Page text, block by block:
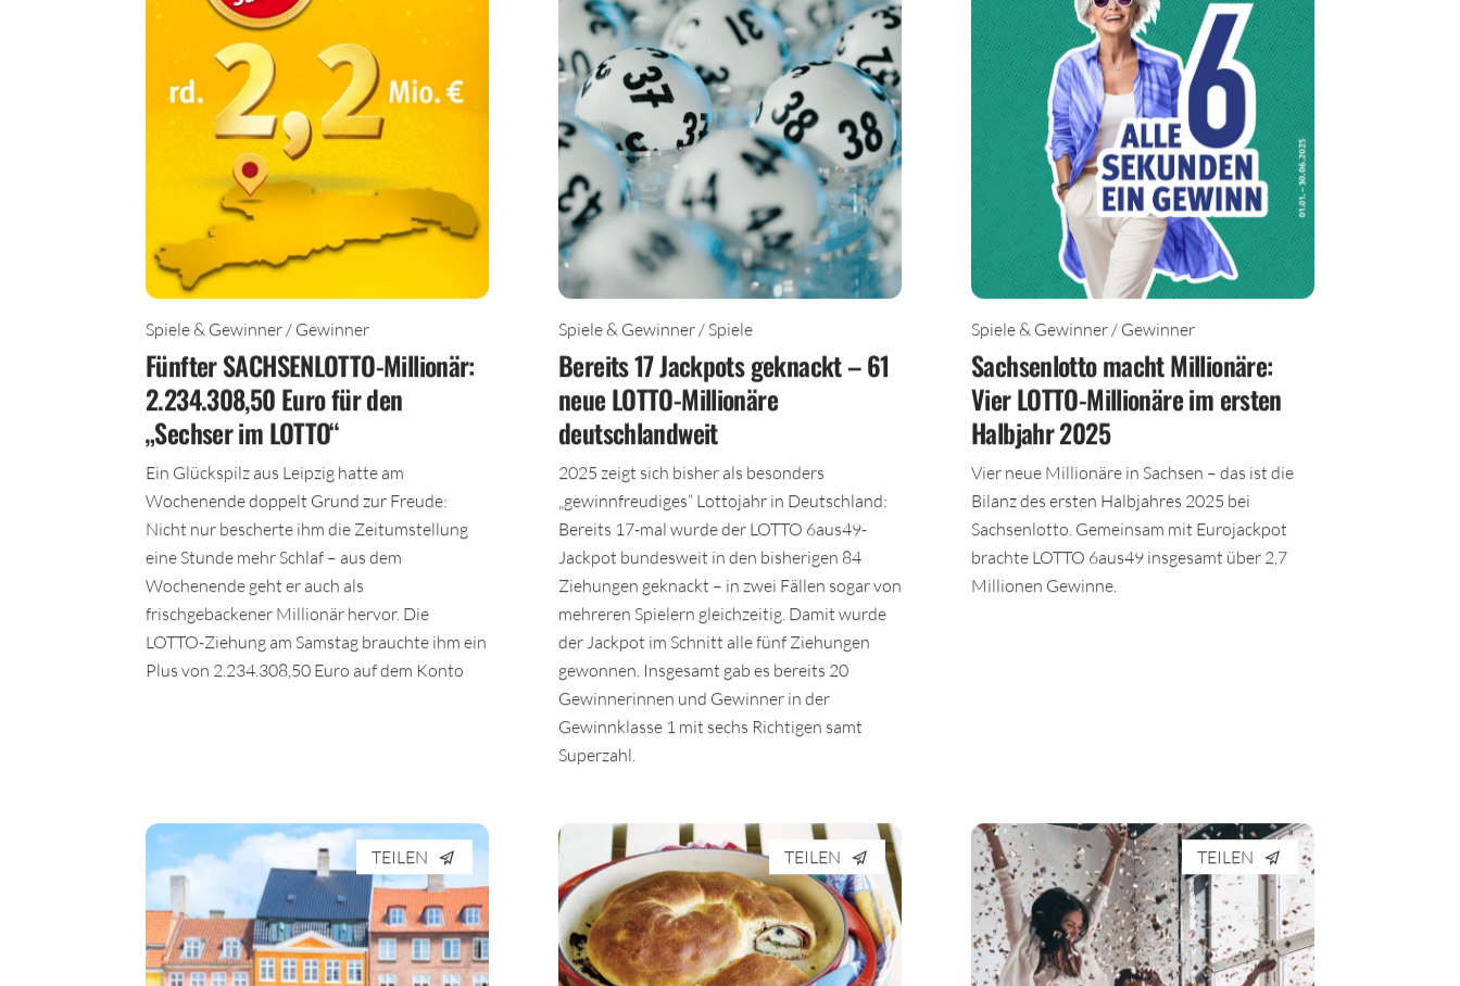
Spiele & Gewinner / Gewinner
Fünfter SACHSENLOTTO-Millionär:
2.234.308,50 Euro für den
„Sechser im LOTTO“
Ein Glückspilz aus Leipzig hatte am
Wochenende doppelt Grund zur Freude:
Nicht nur bescherte ihm die Zeitumstellung
eine Stunde mehr Schlaf – aus dem
Wochenende geht er auch als
frischgebackener Millionär hervor. Die
LOTTO-Ziehung am Samstag brauchte ihm ein
Plus von 2.234.308,50 Euro auf dem Konto
Spiele & Gewinner / Spiele
Bereits 17 Jackpots geknackt – 61
neue LOTTO-Millionäre
deutschlandweit
2025 zeigt sich bisher als besonders
„gewinnfreudiges“ Lottojahr in Deutschland:
Bereits 17-mal wurde der LOTTO 6aus49-
Jackpot bundesweit in den bisherigen 84
Ziehungen geknackt – in zwei Fällen sogar von
mehreren Spielern gleichzeitig. Damit wurde
der Jackpot im Schnitt alle fünf Ziehungen
gewonnen. Insgesamt gab es bereits 20
Gewinnerinnen und Gewinner in der
Gewinnklasse 1 mit sechs Richtigen samt
Superzahl.
Spiele & Gewinner / Gewinner
Sachsenlotto macht Millionäre:
Vier LOTTO-Millionäre im ersten
Halbjahr 2025
Vier neue Millionäre in Sachsen – das ist die
Bilanz des ersten Halbjahres 2025 bei
Sachsenlotto. Gemeinsam mit Eurojackpot
brachte LOTTO 6aus49 insgesamt über 2,7
Millionen Gewinne.
TEILEN TEILEN TEILEN